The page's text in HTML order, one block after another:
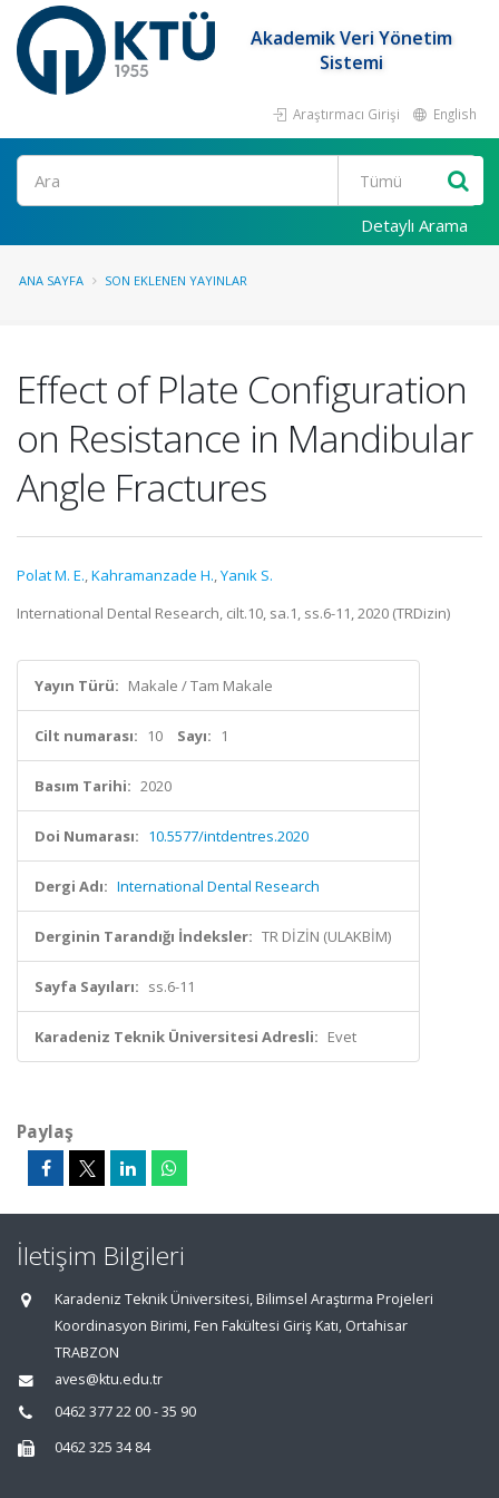
Akademik Veri Yönetim
Sistemi
Araştırmacı Girişi English
Ara
Detaylı Arama
ANA SAYFA SON EKLENEN YAYINLAR
Effect of Plate Configuration
on Resistance in Mandibular
Angle Fractures
Polat M. E.,Kahramanzade H.,Yanık S.
International Dental Research, cilt.10, sa.1, ss.6-11, 2020 (TRDizin)
Yayın Türü: Makale / Tam Makale
Cilt numarası: 10 Sayı: 1
Basım Tarihi: 2020
Doi Numarası: 10.5577/intdentres.2020
Dergi Adı: International Dental Research
Derginin Tarandığı İndeksler: TR DİZİN (ULAKBİM)
Sayfa Sayıları: ss.6-11
Karadeniz Teknik Üniversitesi Adresli: Evet
Paylaş
İletişim Bilgileri
Karadeniz Teknik Üniversitesi, Bilimsel Araştırma Projeleri
Koordinasyon Birimi, Fen Fakültesi Giriş Katı, Ortahisar
TRABZON
aves@ktu.edu.tr
0462 377 22 00 - 35 90
0462 325 34 84